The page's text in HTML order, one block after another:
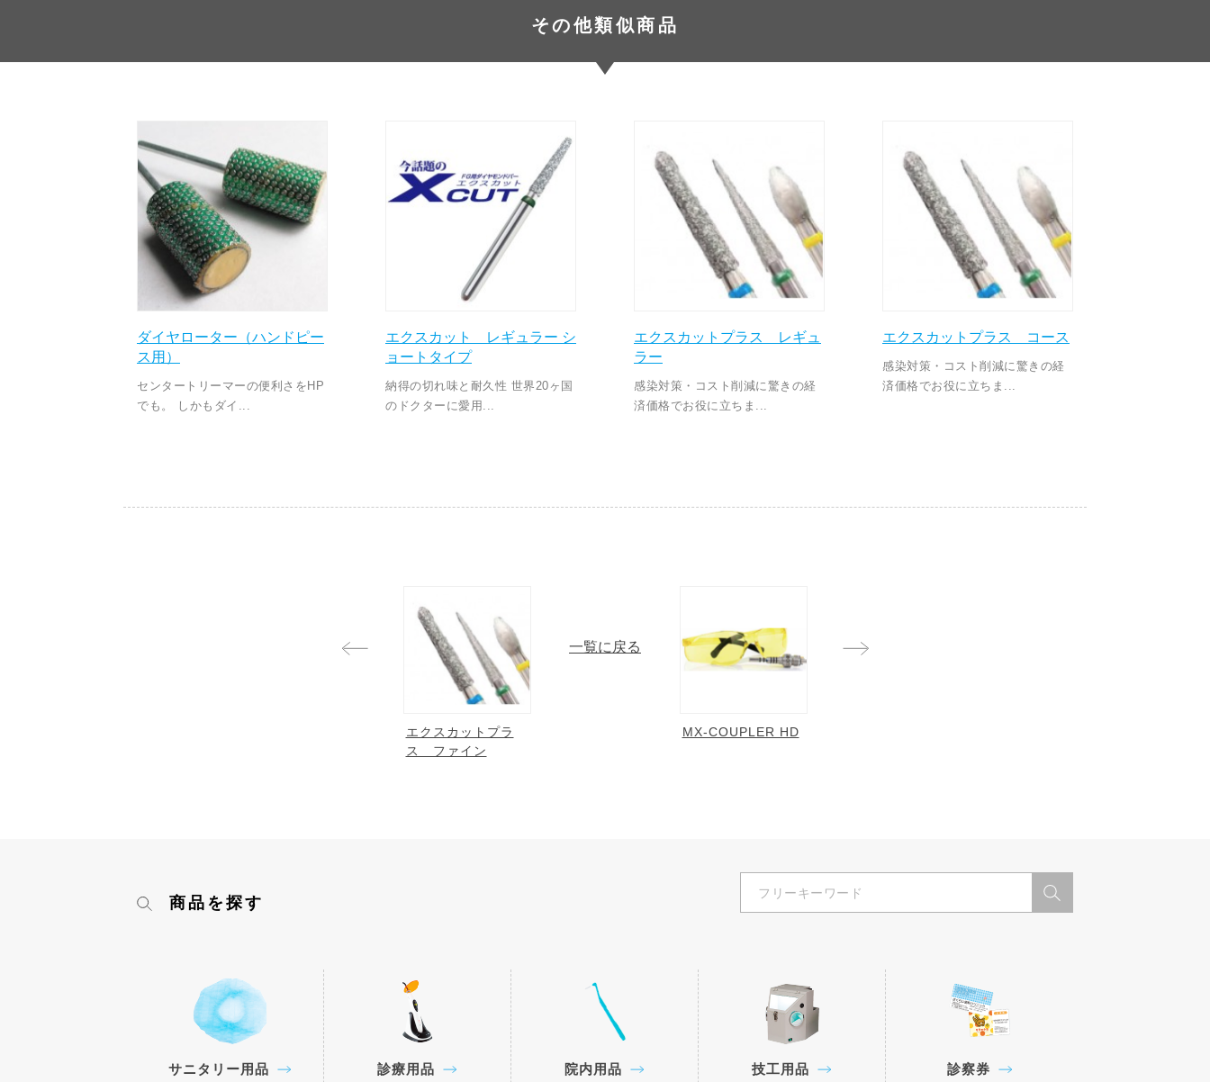
その他類似商品
ダイヤローター（ハンドピー
ス用）
センタートリーマーの便利さをHP
でも。 しかもダイ...
エクスカット レギュラー シ
ョートタイプ
納得の切れ味と耐久性 世界20ヶ国
のドクターに愛用...
エクスカットプラス レギュ
ラー
感染対策・コスト削減に驚きの経
済価格でお役に立ちま...
エクスカットプラス コース
感染対策・コスト削減に驚きの経
済価格でお役に立ちま...
エクスカットプラ
ス ファイン
一覧に戻る
MX-COUPLER HD
商品を探す
サニタリー用品 診療用品 院内用品 技工用品 診察券